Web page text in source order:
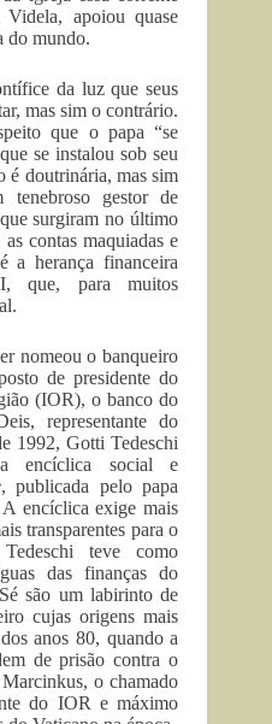
apoiou quase
do mundo.
da luz que seus
mas sim o contrário.
que o papa “se
se instalou sob seu
é doutrinária, mas sim
gestor de
surgiram no último
contas maquiadas e
a herança financeira
que, para muitos
nomeou o banqueiro
de presidente do
(IOR), o banco do
representante do
1992, Gotti Tedeschi
encíclica social e
, publicada pelo papa
encíclica exige mais
transparentes para o
teve como
das finanças do
são um labirinto de
cujas origens mais
anos 80, quando a
de prisão contra o
o chamado
do IOR e máximo